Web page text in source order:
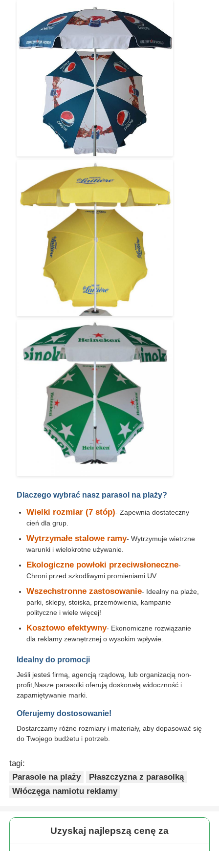
Pieszące parasolki
Kompaktowe parasole
parasole reklamowe
Dźwigniające parasolki
Automatycznie otwarte parasolki
Parasole zwrotne
Drzewne parasolki z uchwytami
Parasole odporne na promieniowanie UV
Parasole dziecięce
Parasole na plaży
Kreatywne parasole
Dlaczego wybrać nasz parasol na plaży?
Wielki rozmiar (7 stóp)- Zapewnia dostateczny
cień dla grup.
Wytrzymałe stalowe ramy- Wytrzymuje wietrzne
warunki i wielokrotne używanie.
Ekologiczne powłoki przeciwsłoneczne-
Chroni przed szkodliwymi promieniami UV.
Wszechstronne zastosowanie- Idealny na plaże,
parki, sklepy, stoiska, przemówienia, kampanie
polityczne i wiele więcej!
Kosztowo efektywny- Ekonomiczne rozwiązanie
dla reklamy zewnętrznej o wysokim wpływie.
Idealny do promocji
Jeśli jesteś firmą, agencją rządową, lub organizacją non-
profit,Nasze parasolki oferują doskonałą widoczność i
zapamiętywanie marki.
Oferujemy dostosowanie!
Dostarczamy różne rozmiary i materiały, aby dopasować się
do Twojego budżetu i potrzeb.
tagi:
Parasole na plaży
Płaszczyzna z parasolką
Włóczęga namiotu reklamy
Uzyskaj najlepszą cenę za